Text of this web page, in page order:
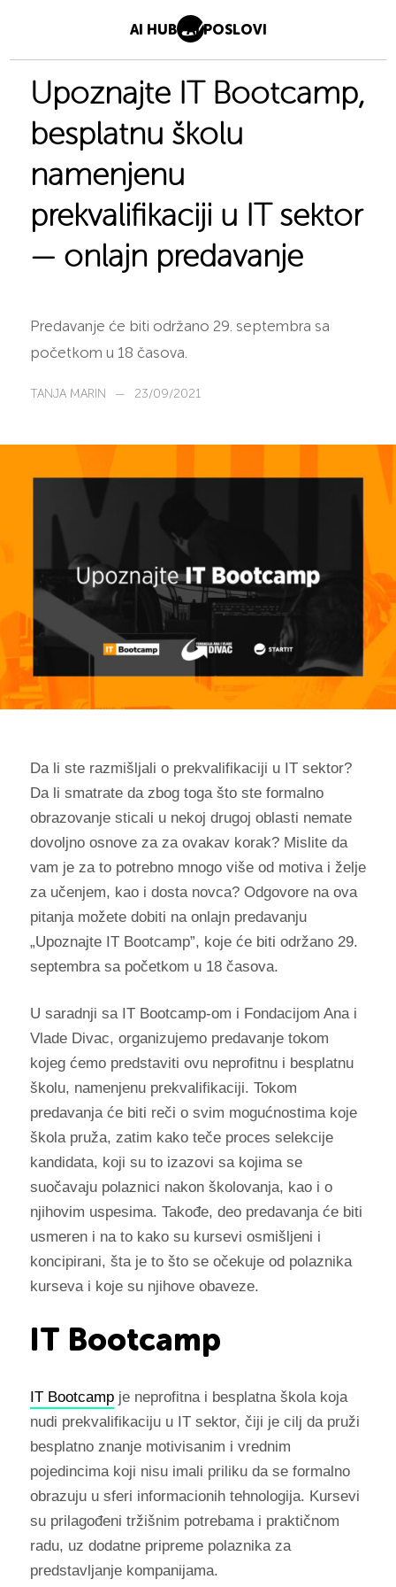
AI HUB AI POSLOVI
Upoznajte IT Bootcamp,
besplatnu školu
namenjenu
prekvalifikaciji u IT sektor
— onlajn predavanje
Predavanje će biti održano 29. septembra sa
početkom u 18 časova.
TANJA MARIN — 23/09/2021
Da li ste razmišljali o prekvalifikaciji u IT sektor?
Da li smatrate da zbog toga što ste formalno
obrazovanje sticali u nekoj drugoj oblasti nemate
dovoljno osnove za za ovakav korak? Mislite da
vam je za to potrebno mnogo više od motiva i želje
za učenjem, kao i dosta novca? Odgovore na ova
pitanja možete dobiti na onlajn predavanju
„Upoznajte IT Bootcamp”, koje će biti održano 29.
septembra sa početkom u 18 časova.
U saradnji sa IT Bootcamp-om i Fondacijom Ana i
Vlade Divac, organizujemo predavanje tokom
kojeg ćemo predstaviti ovu neprofitnu i besplatnu
školu, namenjenu prekvalifikaciji. Tokom
predavanja će biti reči o svim mogućnostima koje
škola pruža, zatim kako teče proces selekcije
kandidata, koji su to izazovi sa kojima se
suočavaju polaznici nakon školovanja, kao i o
njihovim uspesima. Takođe, deo predavanja će biti
usmeren i na to kako su kursevi osmišljeni i
koncipirani, šta je to što se očekuje od polaznika
kurseva i koje su njihove obaveze.
IT Bootcamp
IT Bootcampje neprofitna i besplatna škola koja
nudi prekvalifikaciju u IT sektor, čiji je cilj da pruži
besplatno znanje motivisanim i vrednim
pojedincima koji nisu imali priliku da se formalno
obrazuju u sferi informacionih tehnologija. Kursevi
su prilagođeni tržišnim potrebama i praktičnom
radu, uz dodatne pripreme polaznika za
predstavljanje kompanijama.